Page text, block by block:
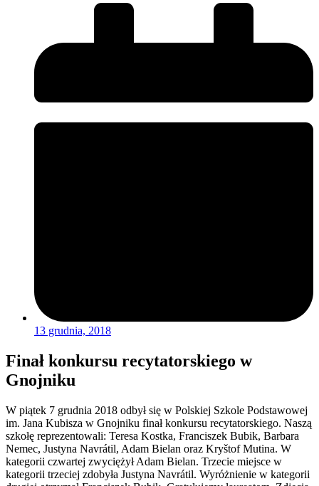
13 grudnia, 2018
Finał konkursu recytatorskiego w
Gnojniku
W piątek 7 grudnia 2018 odbył się w Polskiej Szkole Podstawowej
im. Jana Kubisza w Gnojniku finał konkursu recytatorskiego. Naszą
szkołę reprezentowali: Teresa Kostka, Franciszek Bubik, Barbara
Nemec, Justyna Navrátil, Adam Bielan oraz Kryštof Mutina. W
kategorii czwartej zwyciężył Adam Bielan. Trzecie miejsce w
kategorii trzeciej zdobyła Justyna Navrátil. Wyróżnienie w kategorii